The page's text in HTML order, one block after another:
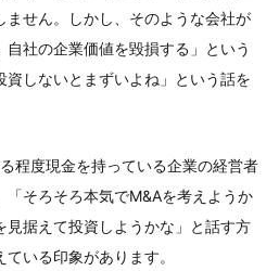
ません。しかし、そのような会社が
自社の企業価値を毀損する」という
資しないとまずいよね」という話を
程度現金を持っている企業の経営者
そろそろ本気でM&Aを考えようか
見据えて投資しようかな」と話す方
いる印象があります。